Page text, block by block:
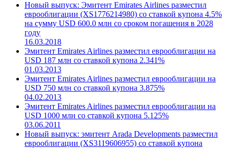
Новый выпуск: Эмитент Emirates Airlines разместил
еврооблигации (XS1776214980) со ставкой купона 4.5%
на сумму USD 600.0 млн со сроком погашения в 2028
году
16.03.2018
Эмитент Emirates Airlines разместил еврооблигации на
USD 187 млн со ставкой купона 2.341%
01.03.2013
Эмитент Emirates Airlines разместил еврооблигации на
USD 750 млн со ставкой купона 3.875%
04.02.2013
Эмитент Emirates Airlines разместил еврооблигации на
USD 1000 млн со ставкой купона 5.125%
03.06.2011
Новый выпуск: эмитент Arada Developments разместил
еврооблигации (XS3119606955) со ставкой купона